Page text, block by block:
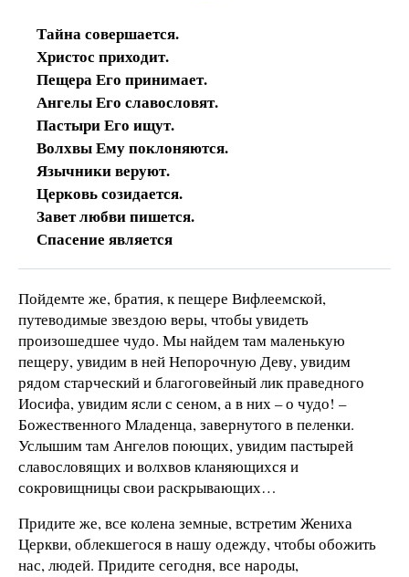
Тайна совершается.
Христос приходит.
Пещера Его принимает.
Ангелы Его славословят.
Пастыри Его ищут.
Волхвы Ему поклоняются.
Язычники веруют.
Церковь созидается.
Завет любви пишется.
Спасение является
Пойдемте же, братия, к пещере Вифлеемской,
путеводимые звездою веры, чтобы увидеть
произошедшее чудо. Мы найдем там маленькую
пещеру, увидим в ней Непорочную Деву, увидим
рядом старческий и благоговейный лик праведного
Иосифа, увидим ясли с сеном, а в них – о чудо! –
Божественного Младенца, завернутого в пеленки.
Услышим там Ангелов поющих, увидим пастырей
славословящих и волхвов кланяющихся и
сокровищницы свои раскрывающих…
Придите же, все колена земные, встретим Жениха
Церкви, облекшегося в нашу одежду, чтобы обожить
нас, людей. Придите сегодня, все народы,